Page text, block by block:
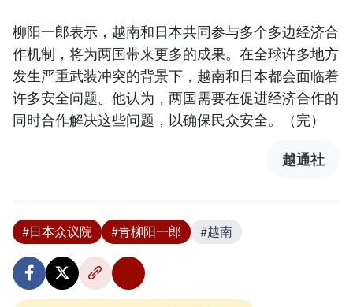
柳阳一郎表示，越南和日本共同参与多个多边经济合
作机制，将为两国带来更多的成果。在全球许多地方
发生严重武装冲突的背景下，越南和日本都会面临着
许多安全问题。他认为，两国需要在促进经济合作的
同时合作解决这些问题，以确保民众安全。（完）
越通社
#日本众议院 #青柳阳一郎 #越南